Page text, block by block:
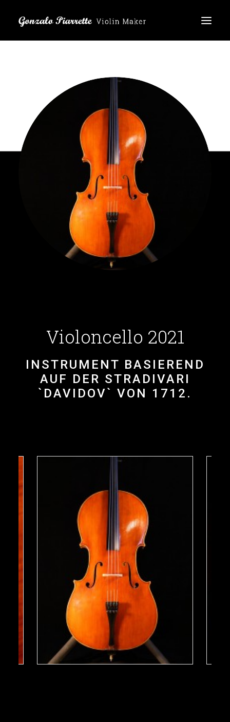
Über mich
Referenzen
Violoncello 2021
INSTRUMENT BASIEREND
AUF DER STRADIVARI
`DAVIDOV` VON 1712.